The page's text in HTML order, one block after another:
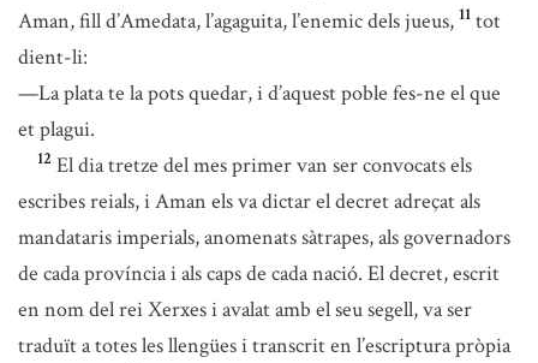
Aman, fill d’Amedata, l’agaguita, l’enemic dels jueus, 11 tot
dient-li:
—La plata te la pots quedar, i d’aquest poble fes-ne el que
et plagui.
12 El dia tretze del mes primer van ser convocats els
escribes reials, i Aman els va dictar el decret adreçat als
mandataris imperials, anomenats sàtrapes, als governadors
de cada província i als caps de cada nació. El decret, escrit
en nom del rei Xerxes i avalat amb el seu segell, va ser
traduït a totes les llengües i transcrit en l’escriptura pròpia